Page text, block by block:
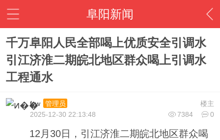
阜阳新闻
千万阜阳人民全部喝上优质安全引调水
引江济淮二期皖北地区群众喝上引调水
工程通水
楼主
fyw
管理员
7384
0
2025-12-30 22:13:48
12月30日，引江济淮二期皖北地区群众喝